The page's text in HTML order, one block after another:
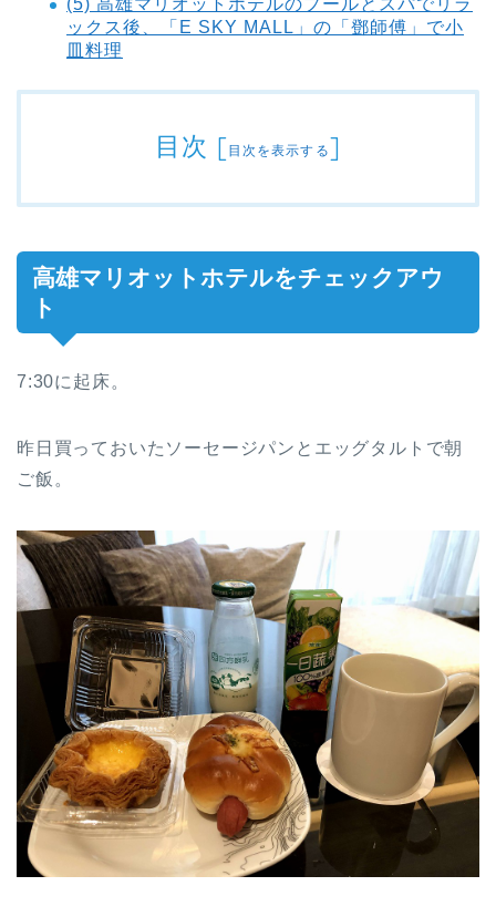
ックス後、「E SKY MALL」の「鄧師傅」で小
皿料理
目次 [目次を表示する]
高雄マリオットホテルをチェックアウ
ト
7:30に起床。
昨日買っておいたソーセージパンとエッグタルトで朝
ご飯。